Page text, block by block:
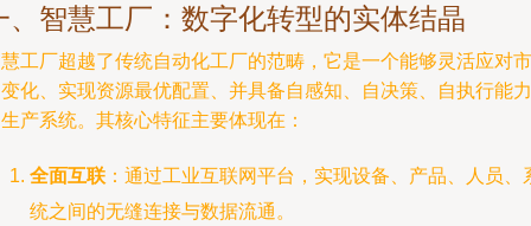
、智慧工厂：数字化转型的实体结晶
工厂超越了传统自动化工厂的范畴，它是一个能够灵活应对市
化、实现资源最优配置、并具备自感知、自决策、自执行能力
产系统。其核心特征主要体现在：
全面互联 ：通过工业互联网平台，实现设备、产品、人员、
统之间的无缝连接与数据流通。